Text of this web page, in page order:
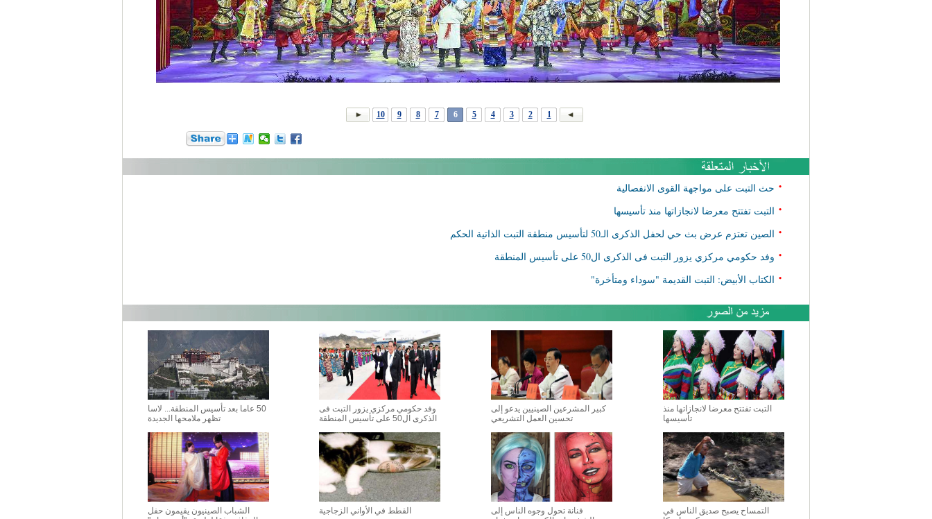
1
2
3
4
5
6
7
8
9
10
• حث التبت على مواجهة القوى الانفصالية
• التبت تفتتح معرضا لانجازاتها منذ تأسيسها
• الصين تعتزم عرض بث حي لحفل الذكرى الـ50 لتأسيس منطقة التبت الذاتية الحكم
• وفد حكومي مركزي يزور التبت فى الذكرى ال50 على تأسيس المنطقة
• الكتاب الأبيض: التبت القديمة "سوداء ومتأخرة"
التبت تفتتح معرضا لانجازاتها منذ
تأسيسها
كبير المشرعين الصينيين يدعو إلى
تحسين العمل التشريعي
وفد حكومي مركزي يزور التبت فى
الذكرى ال50 على تأسيس المنطقة
50 عاما بعد تأسيس المنطقة... لاسا
تظهر ملامحها الجديدة
التمساح يصبح صديق الناس في
فنانة تحول وجوه الناس إلى
القطط في الأواني الزجاجية
الشباب الصينيون يقيمون حفل